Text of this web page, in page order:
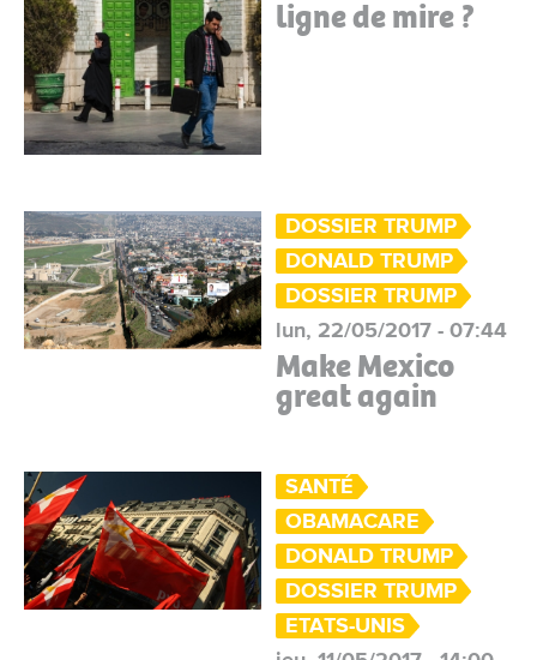
ligne de mire ?
DOSSIER TRUMP
DONALD TRUMP
DOSSIER TRUMP
lun, 22/05/2017 - 07:44
Make Mexico
great again
SANTÉ
OBAMACARE
DONALD TRUMP
DOSSIER TRUMP
ETATS-UNIS